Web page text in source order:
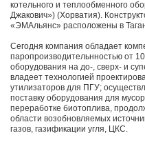
котельного и теплообменного
Джакович») (Хорватия).
«ЭМАльянс» расположены в
Сегодня компания обладает
паропроизводительнностью от
оборудования на до-, сверх- и
владеет технологией
утилизаторов для ПГУ;
поставку оборудования для
переработке биотоплива,
области возобновляемых
газов, газификации угля, ЦКС.